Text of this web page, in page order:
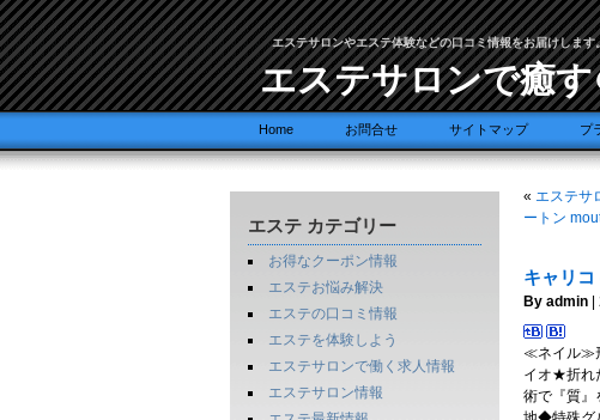
エステサロンやエステ体験などの口コミ情報をお届けします
エステサロンで癒
Home お問合せ サイトマップ プ
エステ カテゴリー
お得なクーポン情報
エステお悩み解決
エステの口コミ情報
エステを体験しよう
エステサロンで働く求人情報
エステサロン情報
« エステサ
ートン
キャリ
By admin
≪ネイル≫
イオ★折れ
術で『質